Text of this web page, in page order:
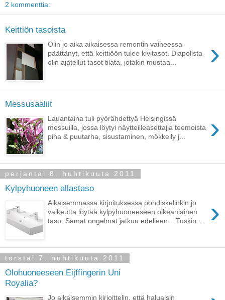
2 kommenttia:
Keittiön tasoista
›
Olin jo aika aikaisessa remontin vaiheessa
päättänyt, että keittiöön tulee kivitasot. Diapolista
olin ajatellut tasot tilata, jotakin mustaa...
Messusaaliit
›
Lauantaina tuli pyörähdettyä Helsingissä
messuilla, jossa löytyi näytteilleasettajia teemoista
piha & puutarha, sisustaminen, mökkeily j...
perjantai 8. huhtikuuta 2011
Kylpyhuoneen allastaso
›
Aikaisemmassa kirjoituksessa pohdiskelinkin jo
vaikeutta löytää kylpyhuoneeseen oikeanlainen
taso. Samat ongelmat jatkuu edelleen... Tuskin ...
torstai 7. huhtikuuta 2011
Olohuoneeseen Eijffingerin Uni
Royalia?
Jo aikaisemmin kirjoittelin, että haluaisin